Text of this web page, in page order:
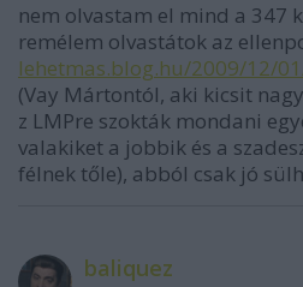
nem olvastam el mind a 347
remélem olvastátok az
lehetmas.blog.hu/2009/12/
(Vay Mártontól, aki kicsit
z LMPre szokták mondani
valakiket a jobbik és a
félnek tőle), abból csak jó
baliquez